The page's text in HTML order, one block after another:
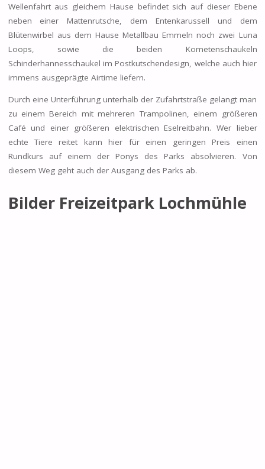
Wellenfahrt aus gleichem Hause befindet sich auf dieser Ebene
neben einer Mattenrutsche, dem Entenkarussell und dem
Blütenwirbel aus dem Hause Metallbau Emmeln noch zwei Luna
Loops, sowie die beiden Kometenschaukeln
Schinderhannesschaukel im Postkutschendesign, welche auch hier
immens ausgeprägte Airtime liefern.
Durch eine Unterführung unterhalb der Zufahrtstraße gelangt man
zu einem Bereich mit mehreren Trampolinen, einem größeren
Café und einer größeren elektrischen Eselreitbahn. Wer lieber
echte Tiere reitet kann hier für einen geringen Preis einen
Rundkurs auf einem der Ponys des Parks absolvieren. Von
diesem Weg geht auch der Ausgang des Parks ab.
Bilder Freizeitpark Lochmühle